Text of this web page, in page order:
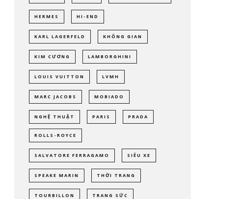
HERMES HI-END
KARL LAGERFELD KHÔNG GIAN
KIM CƯƠNG LAMBORGHINI
LOUIS VUITTON LVMH
MARC JACOBS MOBIADO
NGHỆ THUẬT PARIS PRADA
ROLLS-ROYCE
SALVATORE FERRAGAMO SIÊU XE
SPEAKE MARIN THỜI TRANG
TOURBILLON TRANG SỨC